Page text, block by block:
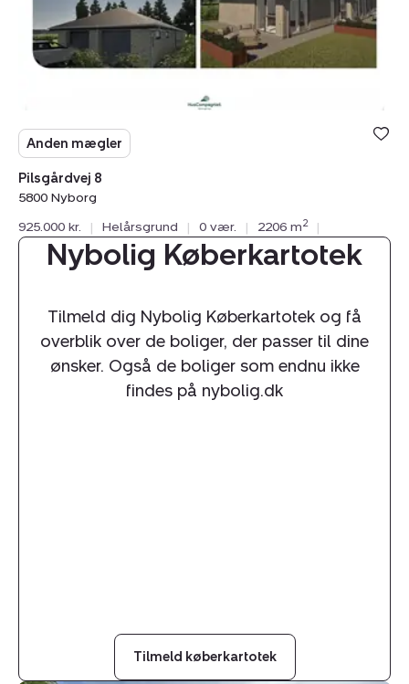
Anden mægler
Pilsgårdvej 8
5800 Nyborg
925.000 kr.
| Helårsgrund | 0 vær. | 2206 m2 |
Nybolig Køberkartotek
Tilmeld dig Nybolig Køberkartotek og få
overblik over de boliger, der passer til dine
ønsker. Også de boliger som endnu ikke
findes på nybolig.dk
Tilmeld køberkartotek